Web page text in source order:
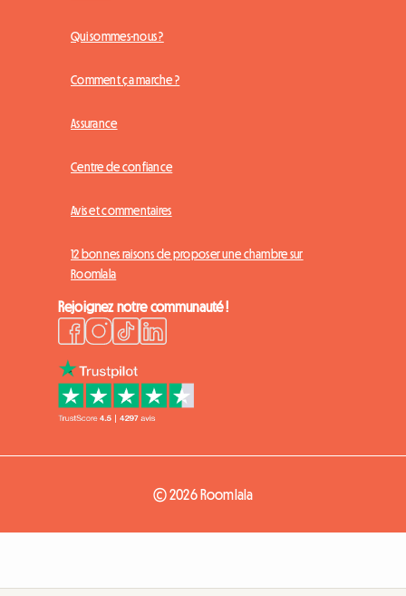
Qui sommes-nous ?
Comment ça marche ?
Assurance
Centre de confiance
Avis et commentaires
12 bonnes raisons de proposer une chambre sur
Roomlala
Rejoignez notre communauté !
© 2026 Roomlala